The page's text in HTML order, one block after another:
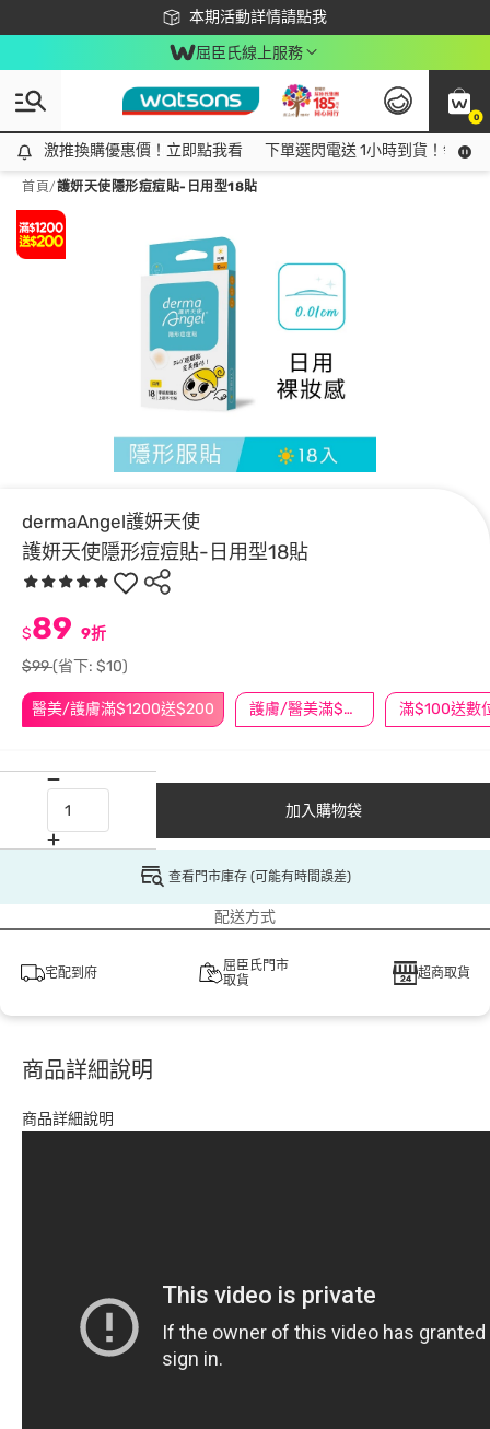
本期活動詳情請點我
下載app最高回饋$350
屈臣氏線上服務
0
激推換購優惠價！立即點我看
激推換購優惠價！立即點我看 下單選閃電送 1小時到貨！領神
首頁/護妍天使隱形痘痘貼-日用型18貼
dermaAngel護妍天使
護妍天使隱形痘痘貼-日用型18貼
醫美/護膚滿$1200送$200 護膚/醫美滿$600送好禮
$89 9折
$99(省下: $10)
加入購物袋
查看門市庫存 (可能有時間誤差)
配送方式
宅配到府
屈臣氏門市
取貨
超商取貨
商品詳細說明
商品詳細說明